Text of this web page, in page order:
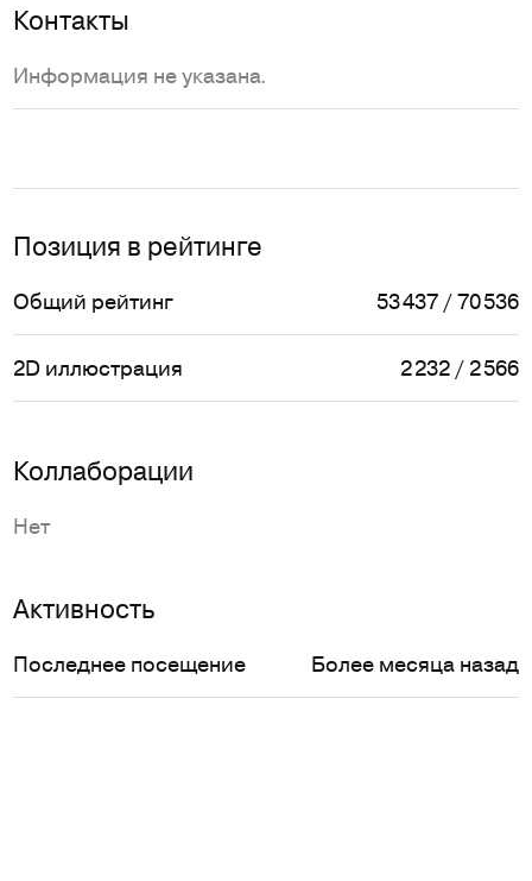
Контакты
Информация не указана.
Позиция в рейтинге
Общий рейтинг 53 437 / 70 536
2D иллюстрация 2 232 / 2 566
Коллаборации
Нет
Активность
Последнее посещение Более месяца назад